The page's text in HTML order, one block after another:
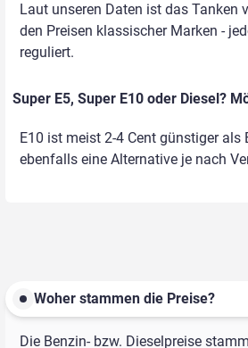
Laut unseren Daten ist das
den Preisen klassischer Marken -
reguliert.
Super E5, Super E10 oder Diesel?
E10 ist meist 2-4 Cent günstiger
ebenfalls eine Alternative je nach
Woher stammen die Preise?
Die Benzin- bzw. Dieselpreise